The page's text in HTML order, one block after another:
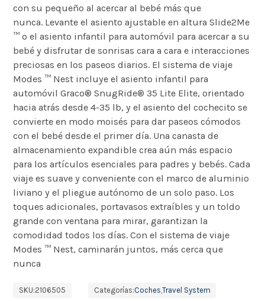
con su pequeño al acercar al bebé más que
nunca. Levante el asiento ajustable en altura Slide2Me
™ o el asiento infantil para automóvil para acercar a su
bebé y disfrutar de sonrisas cara a cara e interacciones
preciosas en los paseos diarios. El sistema de viaje
Modes ™ Nest incluye el asiento infantil para
automóvil Graco® SnugRide® 35 Lite Elite, orientado
hacia atrás desde 4-35 lb, y el asiento del cochecito se
convierte en modo moisés para dar paseos cómodos
con el bebé desde el primer día. Una canasta de
almacenamiento expandible crea aún más espacio
para los artículos esenciales para padres y bebés.Cada
viaje es suave y conveniente con el marco de aluminio
liviano y el pliegue autónomo de un solo paso. Los
toques adicionales, portavasos extraíbles y un toldo
grande con ventana para mirar, garantizan la
comodidad todos los días.Con el sistema de viaje
Modes ™ Nest, caminarán juntos, más cerca que
nunca
SKU:2106505 Categorías:Coches,Travel System